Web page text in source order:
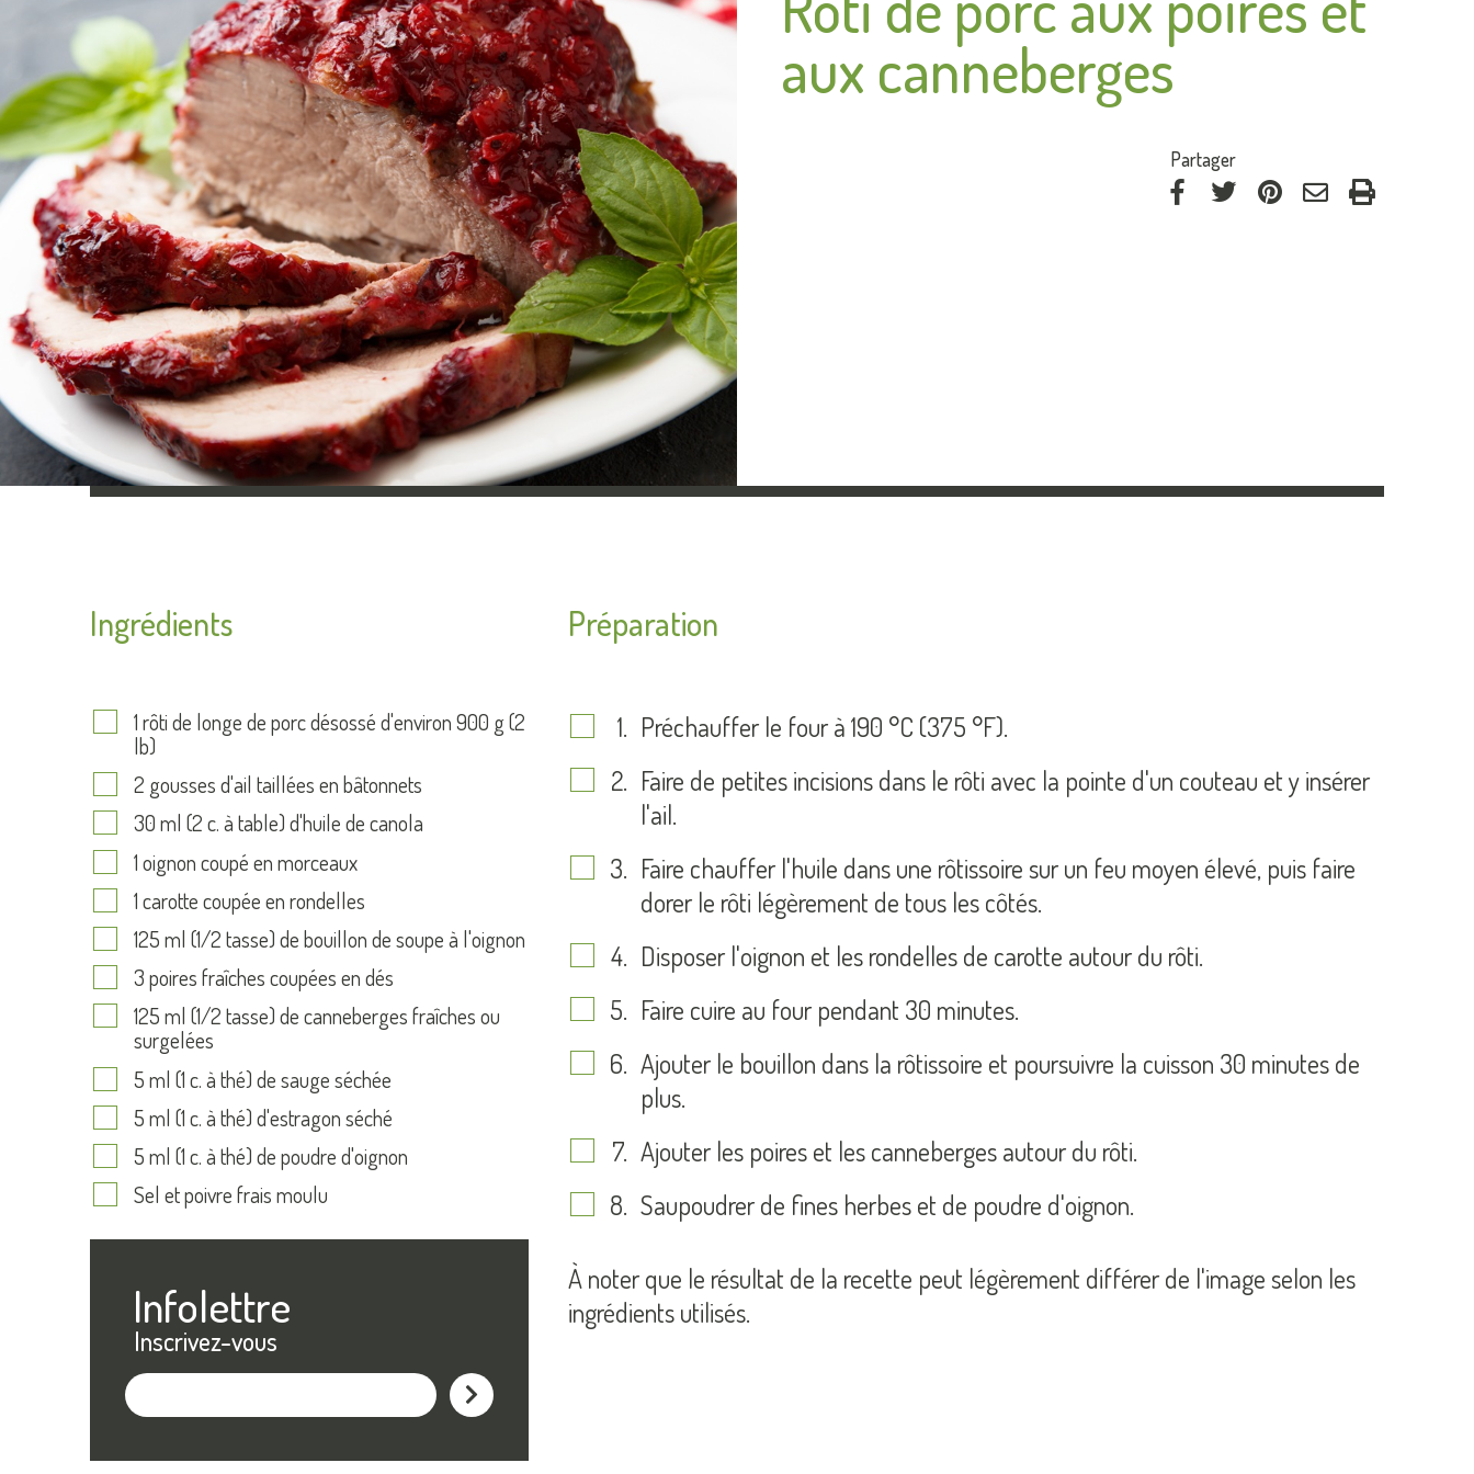
aux canneberges
Partager:
Ingrédients
1 rôti de longe de porc désossé d'environ 900 g (2
lb)
2 gousses d'ail taillées en bâtonnets
30 ml (2 c. à table) d'huile de canola
1 oignon coupé en morceaux
1 carotte coupée en rondelles
125 ml (1/2 tasse) de bouillon de soupe à l'oignon
3 poires fraîches coupées en dés
125 ml (1/2 tasse) de canneberges fraîches ou
surgelées
5 ml (1 c. à thé) de sauge séchée
5 ml (1 c. à thé) d'estragon séché
5 ml (1 c. à thé) de poudre d'oignon
Sel et poivre frais moulu
Infolettre
Inscrivez-vous
M'inscrire
Préparation
Préchauffer le four à 190 °C (375 °F).
Faire de petites incisions dans le rôti avec la pointe d'un couteau et y insérer
l'ail.
Faire chauffer l'huile dans une rôtissoire sur un feu moyen élevé, puis faire
dorer le rôti légèrement de tous les côtés.
Disposer l'oignon et les rondelles de carotte autour du rôti.
Faire cuire au four pendant 30 minutes.
Ajouter le bouillon dans la rôtissoire et poursuivre la cuisson 30 minutes de
plus.
Ajouter les poires et les canneberges autour du rôti.
Saupoudrer de fines herbes et de poudre d'oignon.
À noter que le résultat de la recette peut légèrement différer de l'image selon les
ingrédients utilisés.